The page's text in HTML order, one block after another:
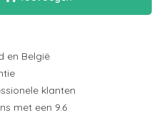
en België
klanten
met een 9.6